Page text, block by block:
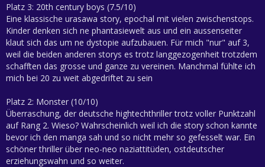
Platz 3: 20th century boys (7.5/10)
Eine klassische urasawa story, epochal mit vielen zwischenstops.
Kinder denken sich ne phantasiewelt aus und ein aussenseiter
klaut sich das um ne dystopie aufzubauen. Für mich "nur" auf 3,
weil die beiden anderen storys es trotz langgezogenheit trotzdem
schafften das grosse und ganze zu vereinen. Manchmal fühlte ich
mich bei 20 zu weit abgedriftet zu sein
Platz 2: Monster (10/10)
Überraschung, der deutsche hightechthriller trotz voller Punktzahl
auf Rang 2. Wieso? Wahrscheinlich weil ich die story schon kannte
bevor ich den manga sah und so nicht mehr so gefesselt war. Ein
schöner thriller über neo-neo naziattitüden, ostdeutscher
erziehungswahn und so weiter.